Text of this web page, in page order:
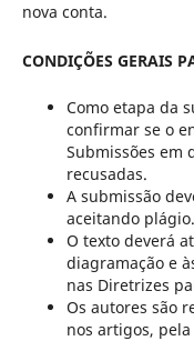
nova conta.
CONDIÇÕES GERAIS
Como etapa da
confirmar se o
Submissões em
recusadas.
A submissão
aceitando plágio.
O texto deverá
diagramação e
nas Diretrizes
Os autores são
nos artigos,